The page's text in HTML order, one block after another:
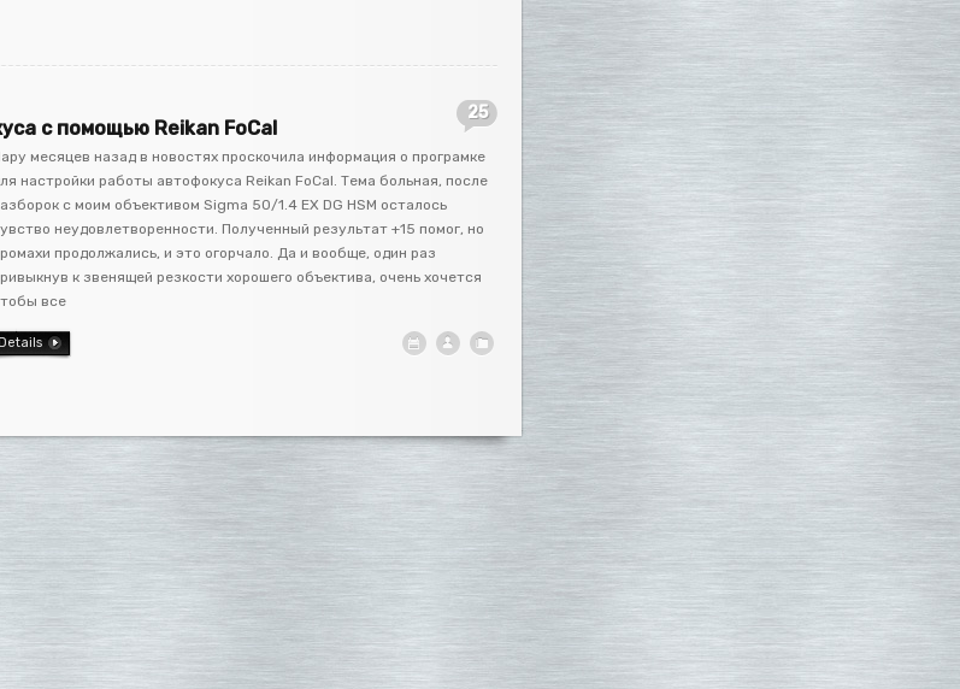
25
с помощью Reikan FoCal
месяцев назад в новостях проскочила информация о програмке
настройки работы автофокуса Reikan FoCal. Тема больная, после
с моим объективом Sigma 50/1.4 EX DG HSM осталось
неудовлетворенности. Полученный результат +15 помог, но
продолжались, и это огорчало. Да и вообще, один раз
к звенящей резкости хорошего объектива, очень хочется
все